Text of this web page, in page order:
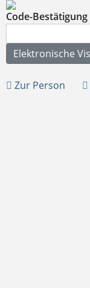
Code-Bestätigung
Zur Person